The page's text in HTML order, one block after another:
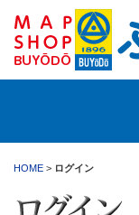
HOME > ログイン